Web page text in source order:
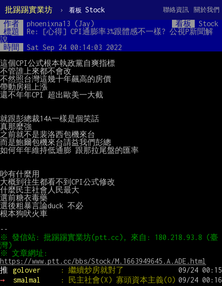
批踢踢實業坊 › 看板 Stock 關於我們
聯絡資訊
作者 phoenixna13 (Jay) 看板
Stock
標題
Re: [心得] CPI通膨率3%跟體感不一樣? 公視P新聞解
說
時間
Sat Sep 24 00:14:03 2022
這個CPI公式根本執政黨自爽指標
不管誰上來都不會改
不然照台灣這幾十年飆高的房價
帶動房租上漲
還不年年CPI 超出歐美一大截
就跟彭總裁14A一樣是個笑話
真那麼強
之前就不是裴洛西包機來台
而是鮑爾包機來台請益我們彭總
如何年年維持低通膨 跟那拉尾盤的匯率
吵有什麼用
大概到往生都看不到CPI公式修改
什麼民主社會人民最大
選前糖衣毒藥
選後粗暴言論duck 不必
根本狗吠火車
※ 發信站: 批踢踢實業坊(ptt.cc), 來自: 180.218.93.8 (臺
https://www.ptt.cc/bbs/Stock/M.1663949645.A.ADE.html
推
golover
: 繼續炒房就對了
→
smalmal
: 民主社會(X) 寡頭資本主義(O)